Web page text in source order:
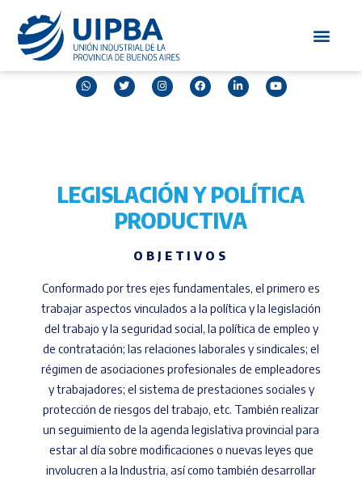
LEGISLACIÓN Y POLÍTICA
PRODUCTIVA
OBJETIVOS
Conformado por tres ejes fundamentales, el primero es
trabajar aspectos vinculados a la política y la legislación
del trabajo y la seguridad social, la política de empleo y
de contratación; las relaciones laborales y sindicales; el
régimen de asociaciones profesionales de empleadores
y trabajadores; el sistema de prestaciones sociales y
protección de riesgos del trabajo, etc. También realizar
un seguimiento de la agenda legislativa provincial para
estar al día sobre modificaciones o nuevas leyes que
involucren a la Industria, así como también desarrollar